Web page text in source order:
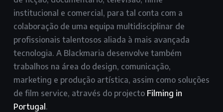
institucional e comercial, para tal conta com a
colaboração de uma equipa multidisciplinar de
profissionais talentosos aliada à mais avançada
tecnologia. A Blackmaria desenvolve também
trabalhos na área do design, comunicação,
marketing e produção artística, assim como soluções
de film service, através do projecto Filming in
Portugal.